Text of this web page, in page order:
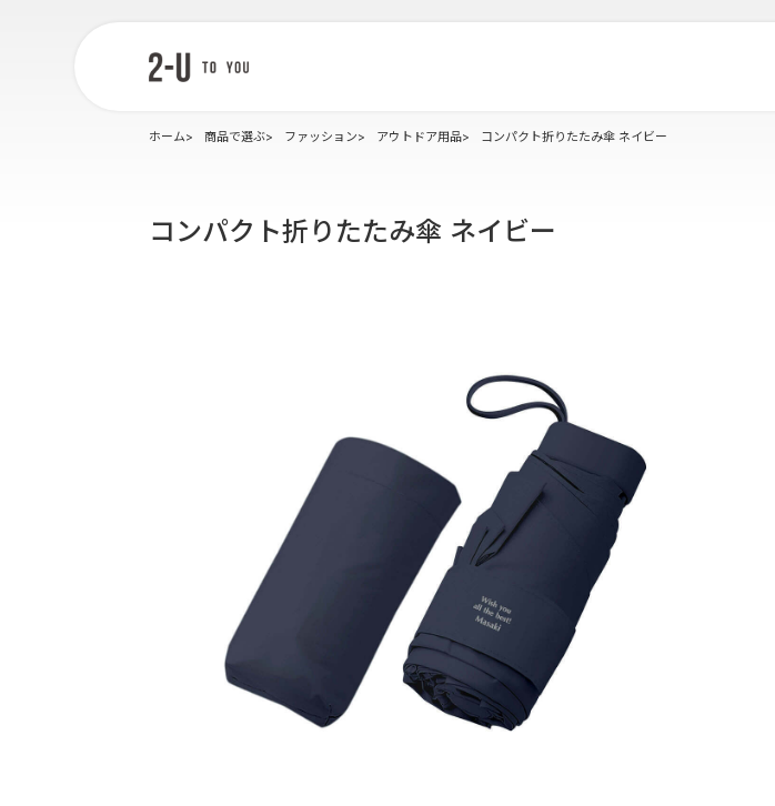
ホーム 商品で選ぶ ファッション アウトドア用品 コンパクト折りたたみ傘 ネイビー
コンパクト折りたたみ傘 ネイビー